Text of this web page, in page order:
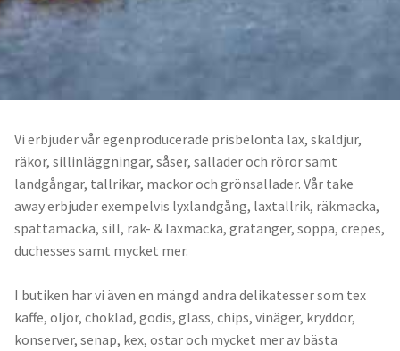
Om oss
English
Hitta hit
Vi erbjuder vår egenproducerade prisbelönta lax, skaldjur,
räkor, sillinläggningar, såser, sallader och röror samt
landgångar, tallrikar, mackor och grönsallader. Vår take
away erbjuder exempelvis lyxlandgång, laxtallrik, räkmacka,
spättamacka, sill, räk- & laxmacka, gratänger, soppa, crepes,
duchesses samt mycket mer.
I butiken har vi även en mängd andra delikatesser som tex
kaffe, oljor, choklad, godis, glass, chips, vinäger, kryddor,
konserver, senap, kex, ostar och mycket mer av bästa